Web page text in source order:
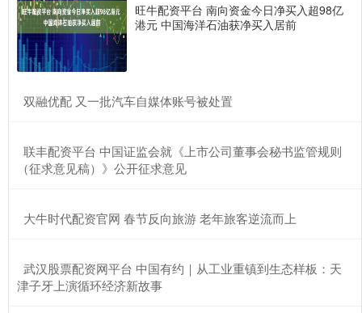
旺牛配资平台 南向资金今日净买入超98亿
港元 中国海洋石油获净买入居前
​双融优配 又一批汽车自媒体账号被处置
​联丰配资平台 中国证监会就《上市公司董事会秘书监管规则
（征求意见稿）》公开征求意见
​大牛时代配资官网 春节反向旅游 老年旅客逆流而上
​武汉股票配资网平台 中国有约｜从工业重镇到生态样板：天
津子牙上演循环经济新故事